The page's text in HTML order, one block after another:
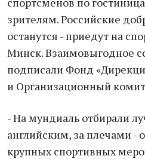
зрителям. Российские
останутся - приедут на
Минск. Взаимовыгодное
подписали Фонд
и Организационный
- На мундиаль отбирали
английским, за плечами -
крупных спортивных